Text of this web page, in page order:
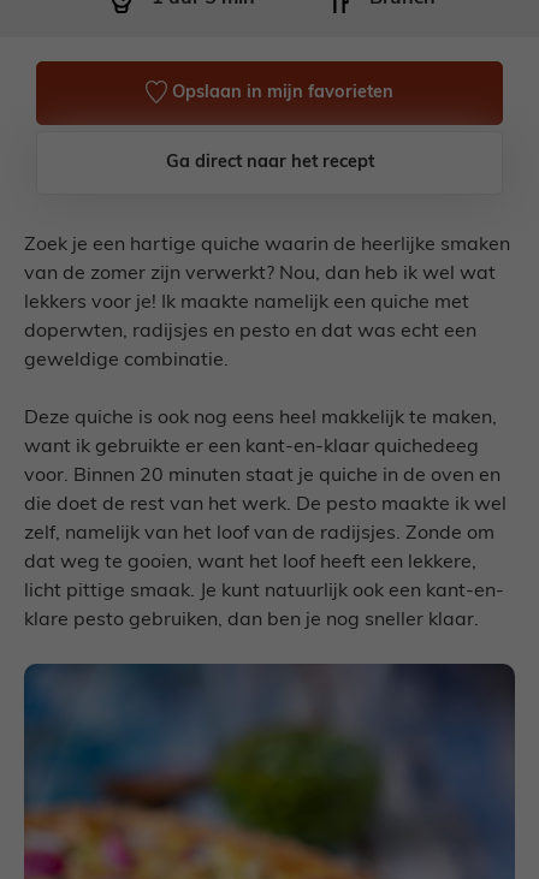
Opslaan in mijn favorieten
Ga direct naar het recept
Zoek je een hartige quiche waarin de heerlijke smaken
van de zomer zijn verwerkt? Nou, dan heb ik wel wat
lekkers voor je! Ik maakte namelijk een quiche met
doperwten, radijsjes en pesto en dat was echt een
geweldige combinatie.
Deze quiche is ook nog eens heel makkelijk te maken,
want ik gebruikte er een kant-en-klaar quichedeeg
voor. Binnen 20 minuten staat je quiche in de oven en
die doet de rest van het werk. De pesto maakte ik wel
zelf, namelijk van het loof van de radijsjes. Zonde om
dat weg te gooien, want het loof heeft een lekkere,
licht pittige smaak. Je kunt natuurlijk ook een kant-en-
klare pesto gebruiken, dan ben je nog sneller klaar.